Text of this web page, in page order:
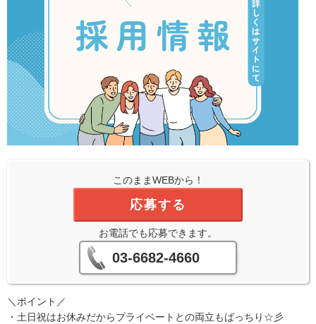
このままWEBから！
応募する
お電話でも応募できます。
03-6682-4660
＼ポイント／
・土日祝はお休みだからプライベートとの両立もばっちり☆彡